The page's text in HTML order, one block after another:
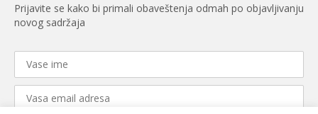
Prijavite se kako bi primali obaveštenja odmah po objavljivanju
novog sadržaja